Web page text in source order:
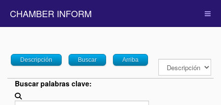
CHAMBER INFORM
Descripción Buscar Arriba
Buscar palabras clave: